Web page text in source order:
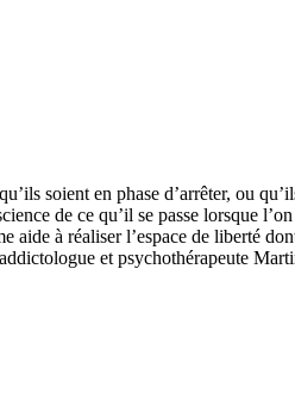
soient en phase d’arrêter, ou
de ce qu’il se passe lorsque
aide à réaliser l’espace de liberté
et psychothérapeute